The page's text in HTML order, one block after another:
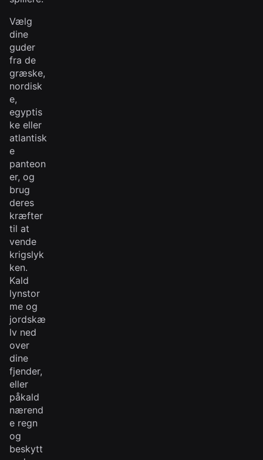
Vælg
dine
guder
fra de
græske,
nordisk
e,
egyptis
ke eller
atlantisk
e
panteon
er, og
brug
deres
kræfter
til at
vende
krigslyk
ken.
Kald
lynstor
me og
jordskæ
lv ned
over
dine
fjender,
eller
påkald
nærend
e regn
og
beskytt